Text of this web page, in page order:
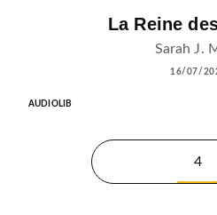
La Reine
Sarah J.
16/07/
AUDIOLIB
4